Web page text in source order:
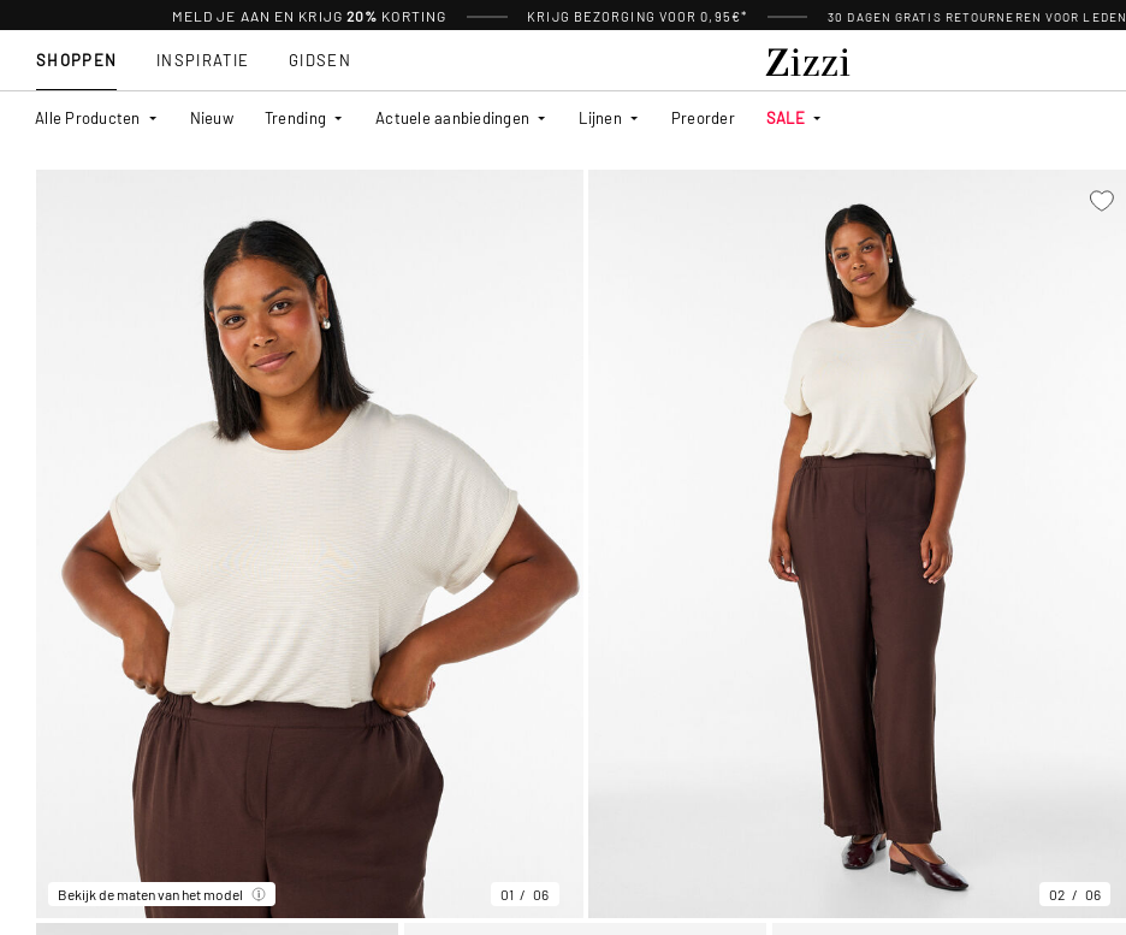
MELD JE AAN EN KRIJG 20% KORTING KRIJG BEZORGING VOOR 0,95€* 30 DAGEN GRATIS RETOURNEREN VOOR LEDEN
SHOPPEN
Alle Producten Nieuw Trending Actuele aanbiedingen Lijnen Preorder SALE
INSPIRATIE GIDSEN
Bekijk de maten van het model 01 06 02 06